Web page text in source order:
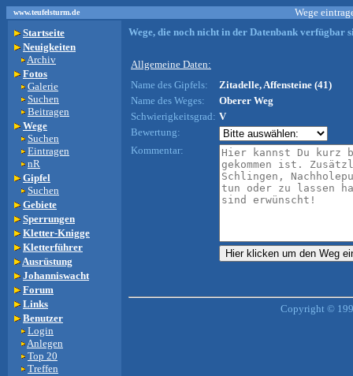
www.teufelsturm.de
Wege
Startseite
Neuigkeiten
Archiv
Fotos
Galerie
Suchen
Beitragen
Wege
Suchen
Eintragen
nR
Gipfel
Suchen
Gebiete
Sperrungen
Kletter-Knigge
Kletterführer
Ausrüstung
Johanniswacht
Forum
Links
Benutzer
Login
Anlegen
Top 20
Treffen
Wege, die noch nicht in der Datenbank verfügbar
Allgemeine Daten:
Name des Gipfels:
Zitadelle, Affensteine (41)
Name des Weges:
Oberer Weg
Schwierigkeitsgrad: V
Bewertung:
Kommentar:
Copyright ©